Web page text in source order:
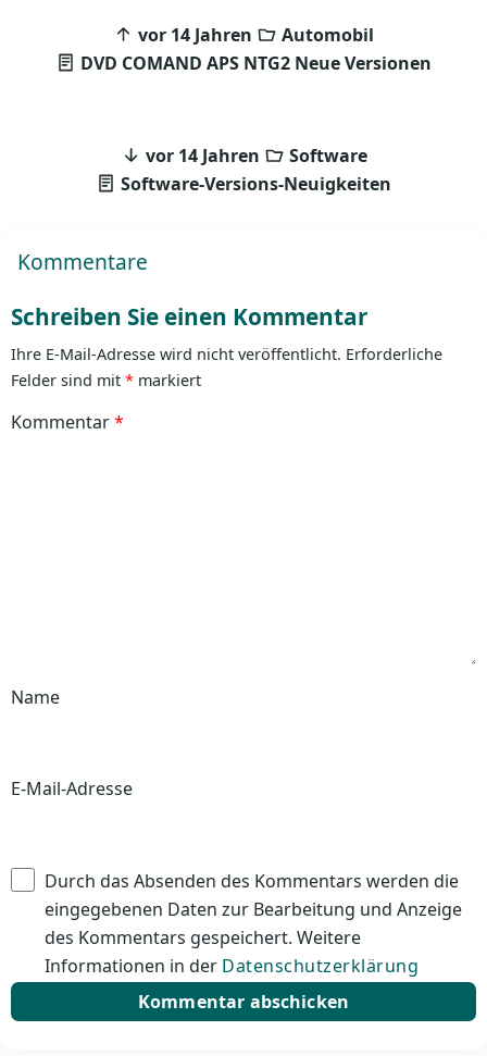
vor 14 Jahren
Automobil
DVD COMAND APS NTG2 Neue Versionen
vor 14 Jahren
Software
Software-Versions-Neuigkeiten
Kommentare
Schreiben Sie einen Kommentar
Ihre E-Mail-Adresse wird nicht veröffentlicht. Erforderliche
Felder sind mit * markiert
Kommentar*
Name
E-Mail-Adresse
Durch das Absenden des Kommentars werden die
eingegebenen Daten zur Bearbeitung und Anzeige
des Kommentars gespeichert. Weitere
Informationen in der Datenschutzerklärung